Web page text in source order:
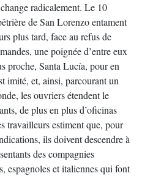
radicalement. Le 10
de San Lorenzo entament
plus tard, face au refus de
une poignée d’entre eux
proche, Santa Lucía, pour en
imité, et, ainsi, parcourant un
les ouvriers étendent le
de plus en plus d’oficinas
travailleurs estiment que, pour
ils doivent descendre à
des compagnies
espagnoles et italiennes qui font